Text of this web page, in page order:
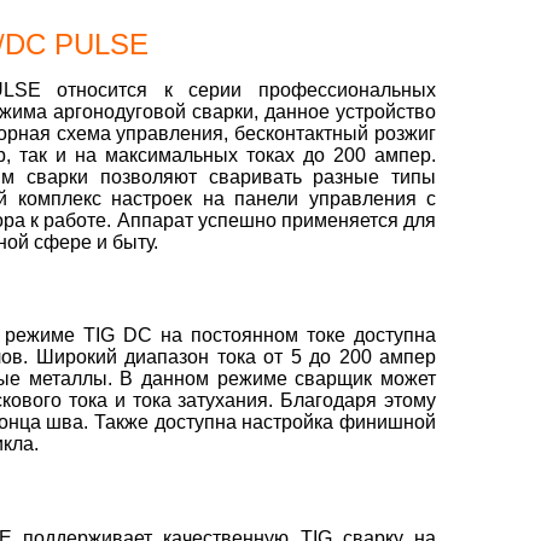
PULSE
относится к серии профессиональных
аргонодуговой сварки, данное устройство
схема управления, бесконтактный розжиг
так и на максимальных токах до 200 ампер.
сварки позволяют сваривать разные типы
настроек на панели управления с
к работе. Аппарат успешно применяется для
сфере и быту.
TIG DC на постоянном токе доступна
Широкий диапазон тока от 5 до 200 ампер
металлы. В данном режиме сварщик может
тока и тока затухания. Благодаря этому
шва. Также доступна настройка финишной